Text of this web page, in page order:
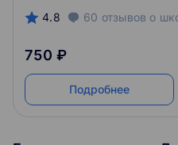
4.8 60 отзывов о
750 ₽
Подробнее